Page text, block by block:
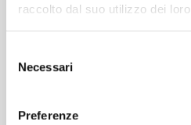
raccolto dal suo utilizzo dei
delNecessari
Preferenze
UPC:00028948551972